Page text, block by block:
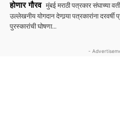
होणार गौरव मुंबई मराठी पत्रकार संघाच्या
उल्लेखनीय योगदान देणार्‍या पत्रकारांना दरवर्षी
पुरस्कारांची घोषणा...
-